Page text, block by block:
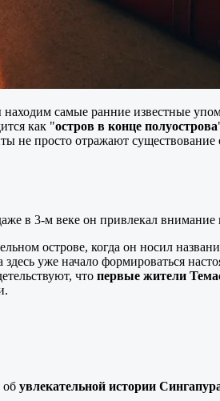
самые ранние известные
как "остров в конце полуострова
не просто отражают
в 3-м веке он привлекал
острове, когда он носил
уже начало формироваться
что первые жители
об увлекательной истории